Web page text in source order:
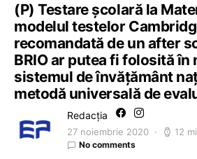
(P) Testare școlară la
modelul testelor
recomandată de un after
BRIO ar putea fi folosită
sistemul de învățământ
metodă universală de
Redacția
27 noiembrie 2020 12
No comments